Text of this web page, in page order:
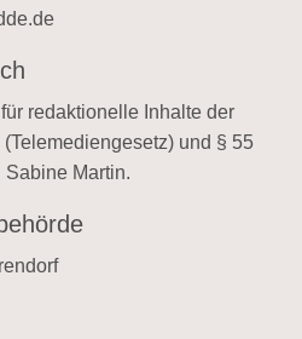
redaktionelle Inhalte der
und § 55
Martin.